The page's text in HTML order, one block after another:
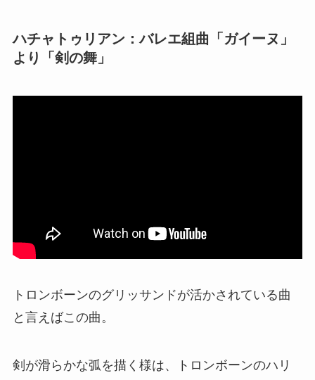
ハチャトゥリアン：バレエ組曲「ガイーヌ」
より「剣の舞」
トロンボーンのグリッサンドが活かされている曲
と言えばこの曲。
剣が滑らかな弧を描く様は、トロンボーンのハリ